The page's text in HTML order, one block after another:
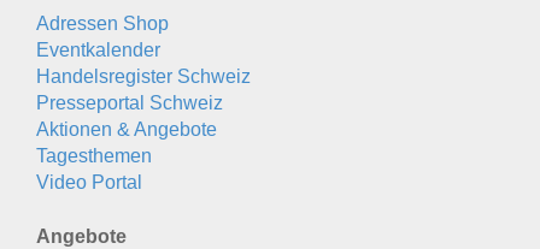
Adressen Shop
Eventkalender
Handelsregister Schweiz
Presseportal Schweiz
Aktionen & Angebote
Tagesthemen
Video Portal
Angebote